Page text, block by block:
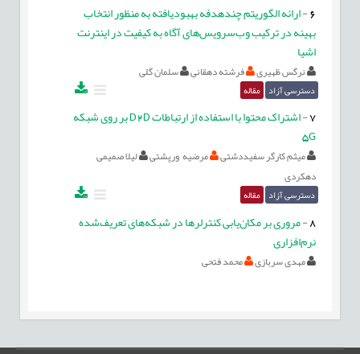
6
-ارائه الگوریتم چندهدفه بهبودیافته به منظور انتخاب
بهینه در ترکیب وب‌سرویس‌های آگاه به کیفیت در اینترنت
اشیا
نرگس ظهیری فرشته دهقانی سلمان گلی
دسترسی آزاد مقاله
7
-
اشتراک محتوا با استفاده از ارتباطات D2D بر روی شبکه
5G‌
میثم کارگر سفیددشتی مرضیه ورپشتی
لیلا صمیمی
دهکردی
دسترسی آزاد مقاله
8
-مروری بر مکان‌یابی کنترلرها در شبکه‌های تعریف‌شده
نرم‌افزاری
مهدی سربازی محمد فتحی